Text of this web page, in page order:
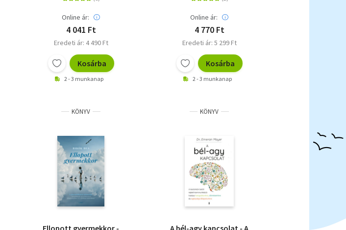
és az aggódás
kezelésére
Online ár:
4 041 Ft
Eredeti ár: 4 490 Ft
Kosárba
2 - 3 munkanap
Online ár:
4 770 Ft
Eredeti ár: 5 299 Ft
Kosárba
2 - 3 munkanap
KÖNYV KÖNYV